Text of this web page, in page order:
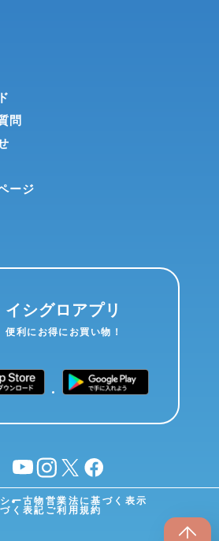
問
ージ
イシグロアプリ
便利にお得にお買い物！
YouTubeinstagram
X facebook
ー古物営業法に基づく表示
く表記 ご利用規約